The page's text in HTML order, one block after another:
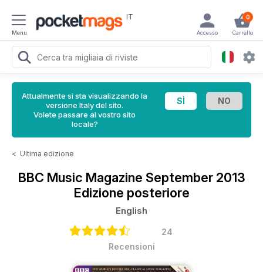
Menu
IT 0
Carrello
Accesso
Attualmente si sta visualizzando la
versione Italy del sito.
Volete passare al vostro sito
locale?
< Ultima edizione
BBC Music Magazine September 2013
Edizione posteriore
English
24
Recensioni